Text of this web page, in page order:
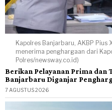
Kapolres Banjarbaru, AKBP Pius
menerima penghargaan dari
Polres/newsway.co.id)
Berikan Pelayanan Prima dan
Banjarbaru Diganjar
7 AGUSTUS 2026